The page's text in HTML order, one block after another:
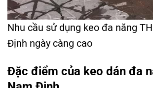
Nhu cầu sử dụng keo đa năng
Định ngày càng cao
Đặc điểm của keo dán đa